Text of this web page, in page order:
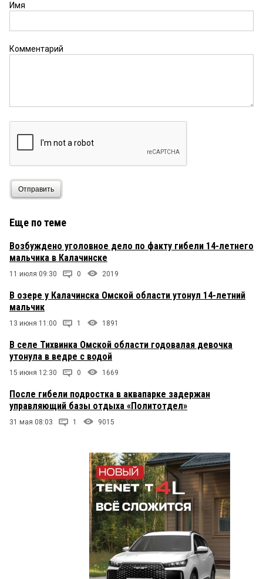
Имя
Комментарий
Отправить
Еще по теме
Возбуждено уголовное дело по факту гибели 14-летнего
мальчика в Калачинске
11 июля 09:30 0 2019
В озере у Калачинска Омской области утонул 14-летний
мальчик
13 июня 11:00 1 1891
В селе Тихвинка Омской области годовалая девочка
утонула в ведре с водой
15 июня 12:30 0 1669
После гибели подростка в аквапарке задержан
управляющий базы отдыха «Политотдел»
31 мая 08:03 1 9015